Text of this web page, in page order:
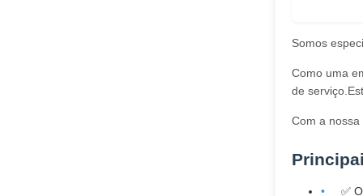
Somos
Como uma
de
Com a
✅